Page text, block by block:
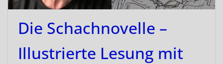
Die Schachnovelle –
Illustrierte Lesung mit